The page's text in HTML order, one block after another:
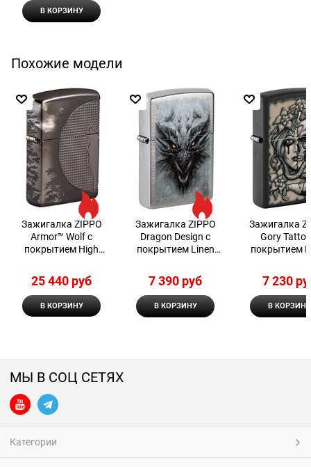
В КОРЗИНУ
Похожие модели
Зажигалка ZIPPO
Armor™ Wolf с
покрытием High
латунь/сталь,
чёрная, 38x13x57 мм
25 440 руб
В КОРЗИНУ
Зажигалка ZIPPO
Dragon Design с
покрытием Linen
7 390 руб
В КОРЗИНУ
Зажигалка
Gory
покрытием
7 230
В КОРЗИНУ
МЫ В СОЦ СЕТЯХ
Категории